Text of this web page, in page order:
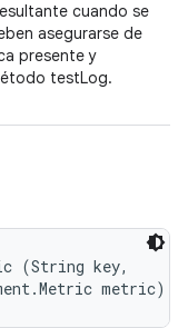
cuando se
asegurarse de
presente y
testLog.
(String key,
metric)